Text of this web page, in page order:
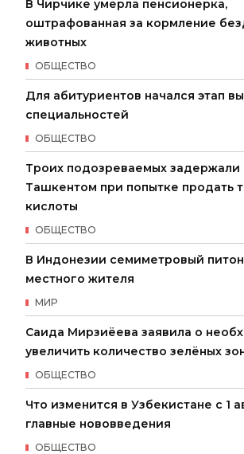
В Чирчике умерла пенсионерка,
оштрафованная за кормление
животных
ОБЩЕСТВО
Для абитуриентов начался этап
специальностей
ОБЩЕСТВО
Троих подозреваемых задержали
Ташкентом при попытке продать
кислоты
ОБЩЕСТВО
В Индонезии семиметровый
местного жителя
МИР
Саида Мирзиёева заявила о
увеличить количество зелёных
ОБЩЕСТВО
Что изменится в Узбекистане с 1
главные нововведения
ОБЩЕСТВО